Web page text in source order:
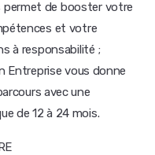
permet de booster votre
et votre
à responsabilité ;
Entreprise vous donne
avec une
de 12 à 24 mois.